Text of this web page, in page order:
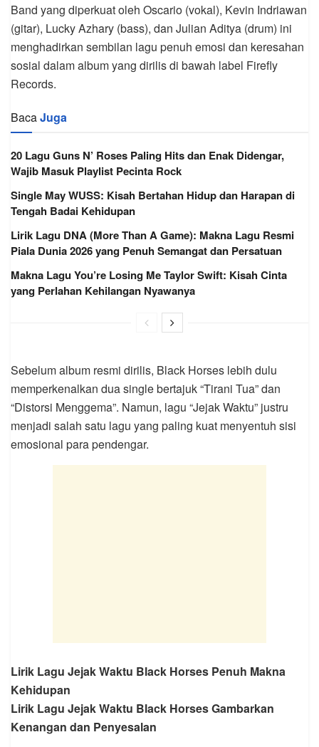
Band yang diperkuat oleh Oscario (vokal), Kevin Indriawan
(gitar), Lucky Azhary (bass), dan Julian Aditya (drum) ini
menghadirkan sembilan lagu penuh emosi dan keresahan
sosial dalam album yang dirilis di bawah label Firefly
Records.
BacaJuga
20 Lagu Guns N’ Roses Paling Hits dan Enak Didengar,
Wajib Masuk Playlist Pecinta Rock
Single May WUSS: Kisah Bertahan Hidup dan Harapan di
Tengah Badai Kehidupan
Lirik Lagu DNA (More Than A Game): Makna Lagu Resmi
Piala Dunia 2026 yang Penuh Semangat dan Persatuan
Makna Lagu You’re Losing Me Taylor Swift: Kisah Cinta
yang Perlahan Kehilangan Nyawanya
Sebelum album resmi dirilis, Black Horses lebih dulu
memperkenalkan dua single bertajuk “Tirani Tua” dan
“Distorsi Menggema”. Namun, lagu “Jejak Waktu” justru
menjadi salah satu lagu yang paling kuat menyentuh sisi
emosional para pendengar.
Lirik Lagu Jejak Waktu Black Horses Penuh Makna
Kehidupan
Lirik Lagu Jejak Waktu Black Horses Gambarkan
Kenangan dan Penyesalan